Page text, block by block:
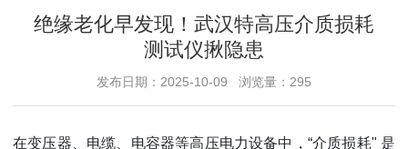
绝缘老化早发现！武汉特高压介质损耗
测试仪揪隐患
发布日期：2025-10-09 浏览量：295
在变压器、电缆、电容器等高压电力设备中，“介质损耗" 是